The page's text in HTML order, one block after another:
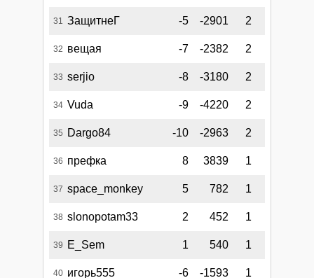
31 ЗащитнеГ -5 -2901 2
32 вещая -7 -2382 2
33 serjio -8 -3180 2
34 Vuda -9 -4220 2
35 Dargo84 -10 -2963 2
36 префка 8 3839 1
37 space_monkey 5 782 1
38 slonopotam33 2 452 1
39 E_Sem 1 540 1
40 игорь555 -6 -1593 1